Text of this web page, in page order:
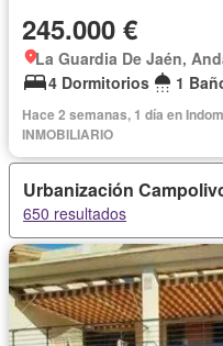
245.000 €
La Guardia De Jaén,
4 Dormitorios
1
Hace 2 semanas, 1 día en
INMOBILIARIO
Urbanización
650 resultados